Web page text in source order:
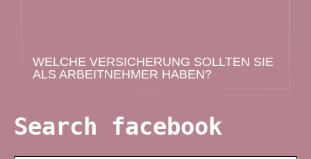
WELCHE VERSICHERUNG SOLLTEN SIE
ALS ARBEITNEHMER HABEN?
Search facebook